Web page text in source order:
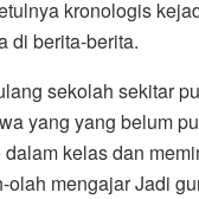
kronologis
di berita-berita.
sekolah sekitar
yang yang belum
kelas dan
olah mengajar Jadi